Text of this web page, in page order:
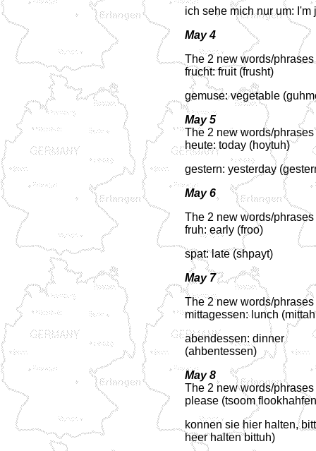
ich sehe mich nur um:
May 4
The 2 new words/
frucht: fruit (frusht)
gemuse: vegetable
May 5
The 2 new words/
heute: today (hoytuh)
gestern: yesterday
May 6
The 2 new words/
fruh: early (froo)
spat: late (shpayt)
May 7
The 2 new words/
mittagessen: lunch
abendessen: dinner
(ahbentessen)
May 8
The 2 new words/
please (tsoom
konnen sie hier halten,
heer halten bittuh)